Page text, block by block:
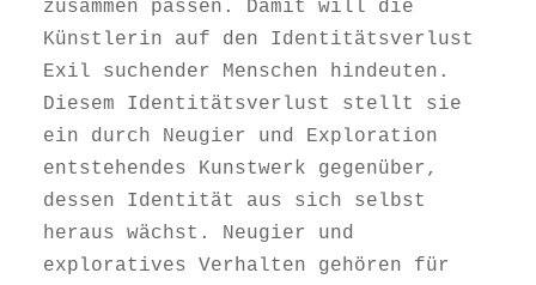
zusammen passen. Damit will die
Künstlerin auf den Identitätsverlust
Exil suchender Menschen hindeuten.
Diesem Identitätsverlust stellt sie
ein durch Neugier und Exploration
entstehendes Kunstwerk gegenüber,
dessen Identität aus sich selbst
heraus wächst. Neugier und
exploratives Verhalten gehören für